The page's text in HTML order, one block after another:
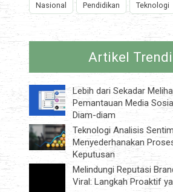
Nasional Pendidikan Teknologi
Artikel
Lebih dari Sekadar
Pemantauan Media
Diam-diam
Teknologi Analisis
Menyederhanakan
Keputusan
Melindungi Reputasi
Viral: Langkah Proaktif